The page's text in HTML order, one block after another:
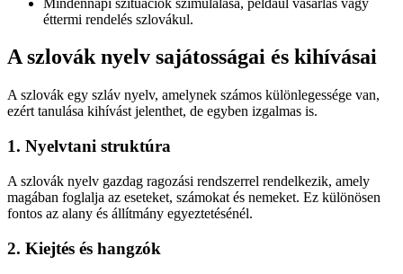
éttermi rendelés szlovákul.
A szlovák nyelv sajátosságai és kihívásai
A szlovák egy szláv nyelv, amelynek számos különlegessége van,
ezért tanulása kihívást jelenthet, de egyben izgalmas is.
1. Nyelvtani struktúra
A szlovák nyelv gazdag ragozási rendszerrel rendelkezik, amely
magában foglalja az eseteket, számokat és nemeket. Ez különösen
fontos az alany és állítmány egyeztetésénél.
2. Kiejtés és hangzók